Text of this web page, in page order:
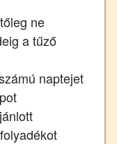
ne
a tűző
naptejet